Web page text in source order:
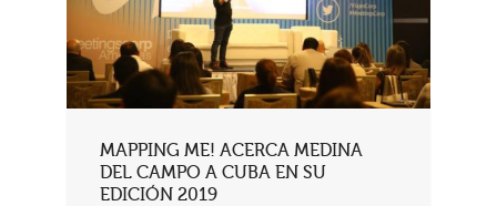
MAPPING ME! ACERCA MEDINA
DEL CAMPO A CUBA EN SU
EDICIÓN 2019